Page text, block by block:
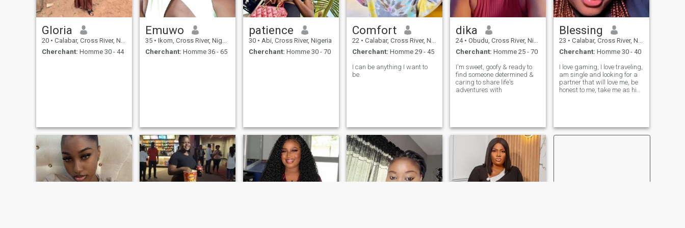
Gloria
20 • Calabar, Cross River, Nigeria
Cherchant: Homme 30 - 44
Emuwo
35 • Ikom, Cross River, Nigeria
Cherchant: Homme 36 - 65
patience
30 • Abi, Cross River, Nigeria
Cherchant: Homme 30 - 70
Comfort
22 • Calabar, Cross River, Nigeria
Cherchant: Homme 29 - 45
I can be anything I want to
be.
dika
24 • Obudu, Cross River, Nigeria
Cherchant: Homme 25 - 70
I'm sweet, goofy & ready to
find someone determined &
caring to share life's
adventures with
Blessing
23 • Calabar, Cross River, Nigeria
Cherchant: Homme 30 - 40
I love gaming, I love traveling,
am single and looking for a
partner that will love me, be
honest to me, take me as his